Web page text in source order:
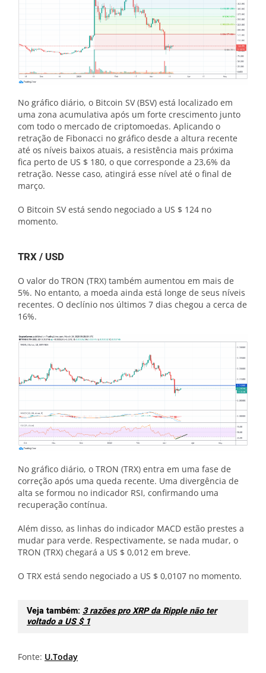
No gráfico diário, o Bitcoin SV (BSV) está localizado em
uma zona acumulativa após um forte crescimento junto
com todo o mercado de criptomoedas. Aplicando o
retração de Fibonacci no gráfico desde a altura recente
até os níveis baixos atuais, a resistência mais próxima
fica perto de US $ 180, o que corresponde a 23,6% da
retração. Nesse caso, atingirá esse nível até o final de
março.
O Bitcoin SV está sendo negociado a US $ 124 no
momento.
TRX / USD
O valor do TRON (TRX) também aumentou em mais de
5%. No entanto, a moeda ainda está longe de seus níveis
recentes. O declínio nos últimos 7 dias chegou a cerca de
16%.
No gráfico diário, o TRON (TRX) entra em uma fase de
correção após uma queda recente. Uma divergência de
alta se formou no indicador RSI, confirmando uma
recuperação contínua.
Além disso, as linhas do indicador MACD estão prestes a
mudar para verde. Respectivamente, se nada mudar, o
TRON (TRX) chegará a US $ 0,012 em breve.
O TRX está sendo negociado a US $ 0,0107 no momento.
Veja também: 3 razões pro XRP da Ripple não ter
voltado a US $ 1
Fonte: U.Today